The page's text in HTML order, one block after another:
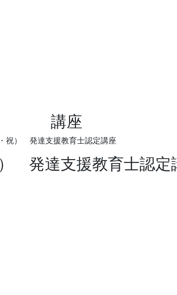
講座
祝） 発達支援教育士認定講座
発達支援教育士認定